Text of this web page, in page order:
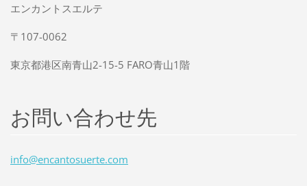
エンカントスエルテ
〒107-0062
東京都港区南青山2-15-5 FARO青山1階
お問い合わせ先
info@encantosuerte.com